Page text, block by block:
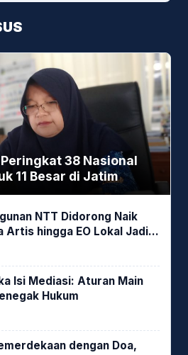
38 Nasional
11 Besar di Jatim
NTT Didorong Naik
Artis hingga EO Lokal Jadi
Isi Mediasi: Aturan Main
Hukum
dengan Doa,